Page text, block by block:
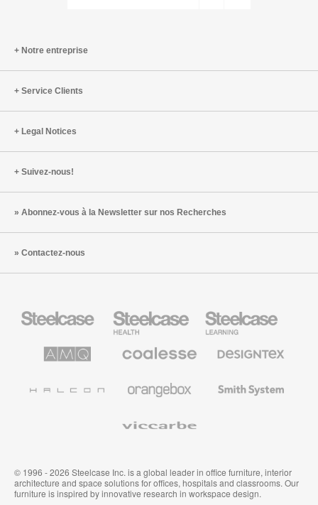
Notre entreprise
Service Clients
Legal Notices
Suivez-nous!
Abonnez-vous à la Newsletter sur nos Recherches
Contactez-nous
Health
Mobilier
pour
secteur
Solutions
Mobilier
Premium
Textiles
Muraux
System
© 1996 - 2026 Steelcase Inc. is a global leader in office furniture, interior
architecture and space solutions for offices, hospitals and classrooms. Our
furniture is inspired by innovative research in workspace design.